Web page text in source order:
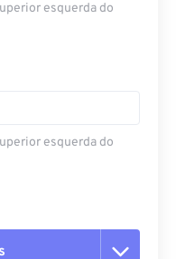
esquerda do
esquerda do